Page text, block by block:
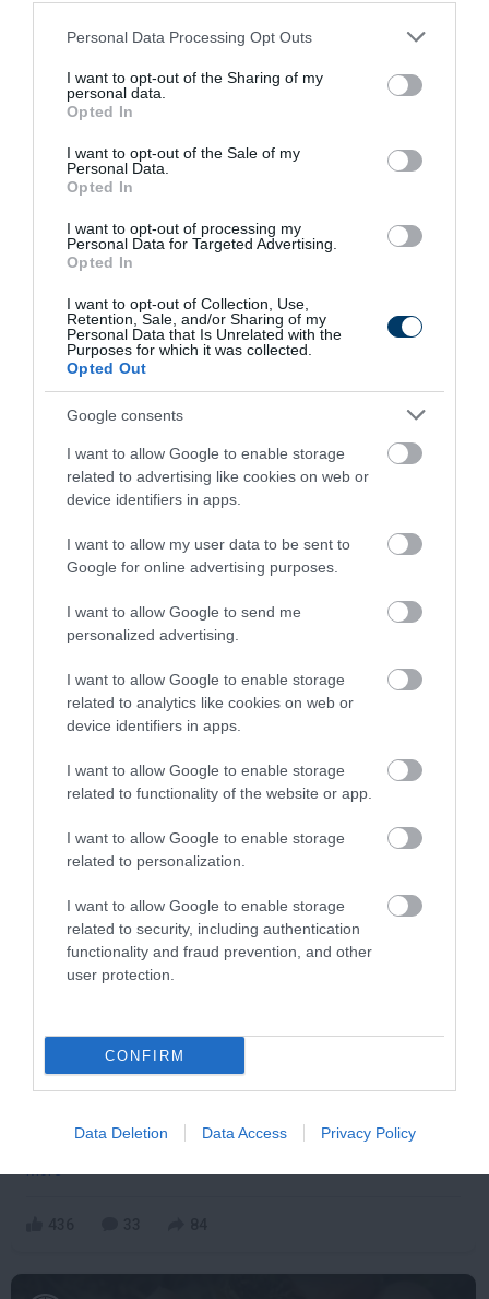
Please note that this website/app uses one or more Google
not limited to your visit or usage behaviour. You may click to
grant or deny consent to Google and its third-party tags to
use your data for below specified purposes in below Google
consent section.
Personal Data Processing Opt Outs
I want to opt-out of the Sharing of my
personal data.
Opted In
I want to opt-out of the Sale of my
Personal Data.
Opted In
I want to opt-out of processing my
Personal Data for Targeted Advertising.
Opted In
I want to opt-out of Collection, Use,
Retention, Sale, and/or Sharing of my
Personal Data that Is Unrelated with the
Purposes for which it was collected.
Opted Out
Google consents
I want to allow Google to enable storage
related to advertising like cookies on web or
device identifiers in apps.
I want to allow my user data to be sent to
Google for online advertising purposes.
I want to allow Google to send me
personalized advertising.
I want to allow Google to enable storage
related to analytics like cookies on web or
device identifiers in apps.
I want to allow Google to enable storage
related to functionality of the website or app.
I want to allow Google to enable storage
related to personalization.
I want to allow Google to enable storage
related to security, including authentication
functionality and fraud prevention, and other
user protection.
CONFIRM
Data Deletion Data Access Privacy Policy
Fungus Dries Up And Falls Off After The First
450 142 319
This Simple Trick Removes All Parasites From
Your Body!
187 274
9 h 25 min
One Teaspoon And All The Worms In The Body
Die Instantly
More